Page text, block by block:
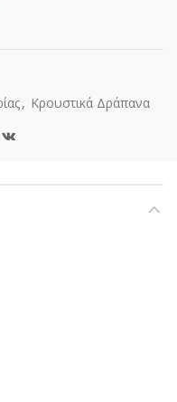
, Κρουστικά Δράπανα